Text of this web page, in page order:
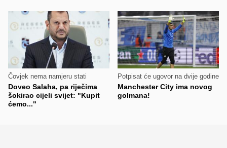
Čovjek nema namjeru stati
Doveo Salaha, pa riječima
šokirao cijeli svijet: "Kupit
ćemo..."
Potpisat će ugovor na dvije godine
Manchester City ima novog
golmana!